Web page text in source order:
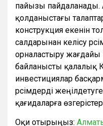
пайызы пайдаланады.
қолданыстағы
конструкция екенін
салдарынан келісу
орналастыру жағдайы
байланысты қалалық
инвестициялар
рәсімдерді
қағидаларға
Оқи отырыңыз: